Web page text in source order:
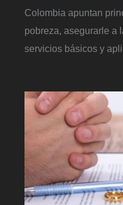
Colombia apuntan
pobreza, asegurarle a
servicios básicos y